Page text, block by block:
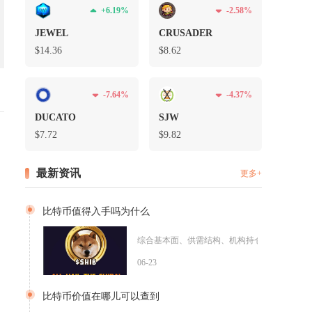
+6.19%
JEWEL
$14.36
-2.58%
CRUSADER
$8.62
-7.64%
DUCATO
$7.72
-4.37%
SJW
$9.82
最新资讯 更多+
比特币值得入手吗为什么
综合基本面、供需结构、机构持仓与市场风险
06-23
比特币价值在哪儿可以查到